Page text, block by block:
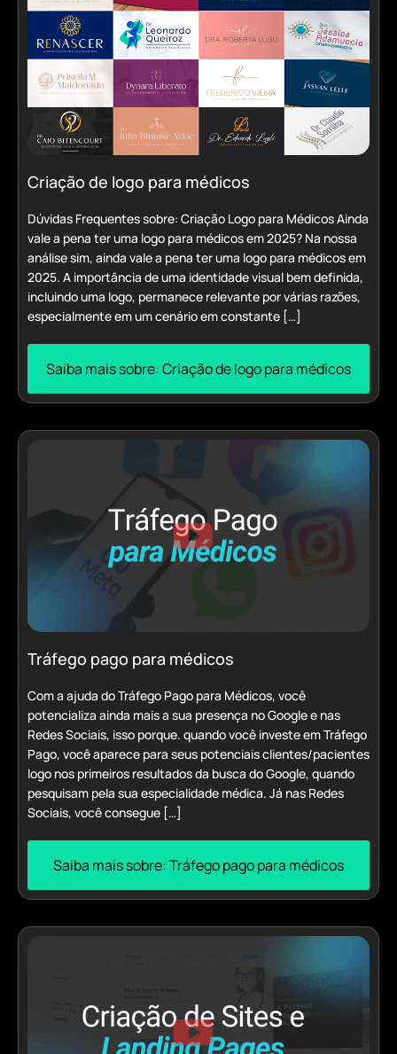
Criação de logo para médicos
Dúvidas Frequentes sobre: Criação Logo para Médicos Ainda
vale a pena ter uma logo para médicos em 2025? Na nossa
análise sim, ainda vale a pena ter uma logo para médicos em
2025. A importância de uma identidade visual bem definida,
incluindo uma logo, permanece relevante por várias razões,
especialmente em um cenário em constante […]
Saiba mais sobre: Criação de logo para médicos
Tráfego pago para médicos
Com a ajuda do Tráfego Pago para Médicos, você
potencializa ainda mais a sua presença no Google e nas
Redes Sociais, isso porque. quando você investe em Tráfego
Pago, você aparece para seus potenciais clientes/pacientes
logo nos primeiros resultados da busca do Google, quando
pesquisam pela sua especialidade médica. Já nas Redes
Sociais, você consegue […]
Saiba mais sobre: Tráfego pago para médicos